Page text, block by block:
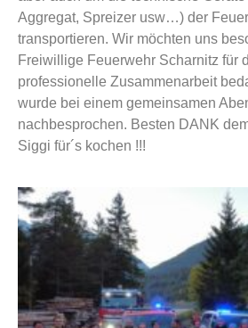
Aggregat, Spreizer usw…) der
transportieren. Wir möchten uns
Freiwillige Feuerwehr Scharnitz für
professionelle Zusammenarbeit
wurde bei einem gemeinsamen
nachbesprochen. Besten DANK
Siggi für´s kochen !!!